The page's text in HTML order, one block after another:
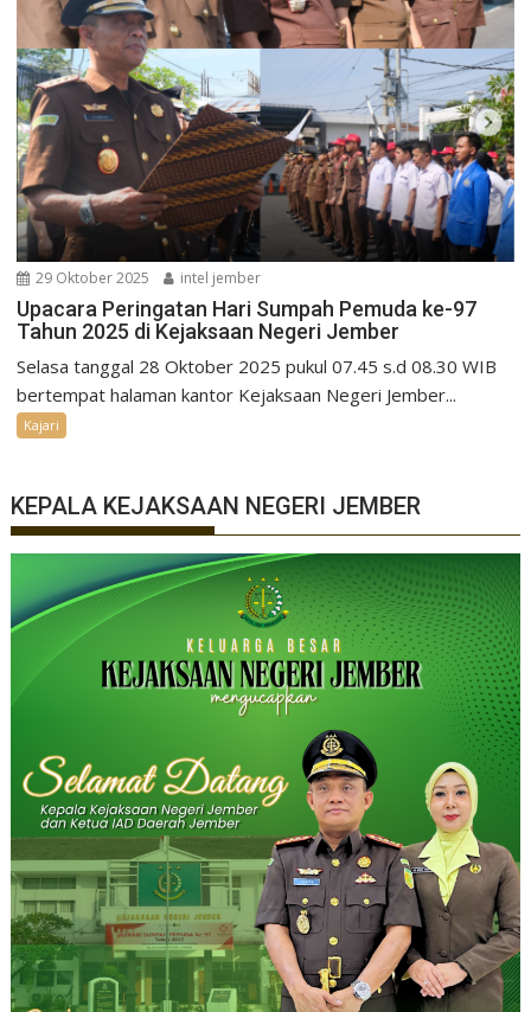
29 Oktober 2025 intel jember
Upacara Peringatan Hari Sumpah Pemuda ke-97
Tahun 2025 di Kejaksaan Negeri Jember
Selasa tanggal 28 Oktober 2025 pukul 07.45 s.d 08.30 WIB
bertempat halaman kantor Kejaksaan Negeri Jember...
Kajari
KEPALA KEJAKSAAN NEGERI JEMBER